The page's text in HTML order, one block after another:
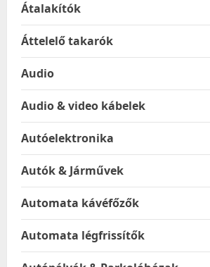
Átalakítók
Áttelelő takarók
Audio
Audio & video kábelek
Autóelektronika
Autók & Járművek
Automata kávéfőzők
Automata légfrissítők